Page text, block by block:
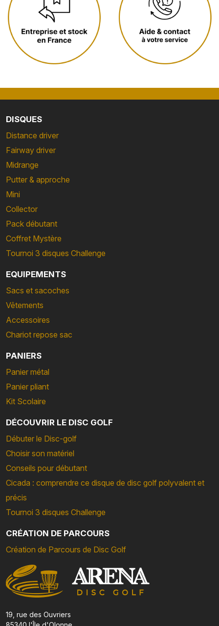
DISQUES
Distance driver
Fairway driver
Midrange
Putter & approche
Mini
Collector
Pack débutant
Coffret Mystère
Tournoi 3 disques Challenge
EQUIPEMENTS
Sacs et sacoches
Vêtements
Accessoires
Chariot repose sac
PANIERS
Panier métal
Panier pliant
Kit Scolaire
DÉCOUVRIR LE DISC GOLF
Débuter le Disc-golf
Choisir son matériel
Conseils pour débutant
Cicada : comprendre ce disque de disc golf polyvalent et
précis
Tournoi 3 disques Challenge
CRÉATION DE PARCOURS
Création de Parcours de Disc Golf
19, rue des Ouvriers